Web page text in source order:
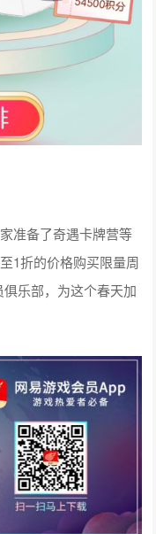
准备了奇遇卡牌营等
1折的价格购买限量周
乐部，为这个春天加